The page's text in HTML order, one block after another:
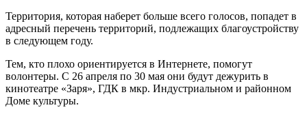
Территория, которая наберет больше всего голосов, попадет в
адресный перечень территорий, подлежащих благоустройству
в следующем году.
Тем, кто плохо ориентируется в Интернете, помогут
волонтеры. С 26 апреля по 30 мая они будут дежурить в
кинотеатре «Заря», ГДК в мкр. Индустриальном и районном
Доме культуры.